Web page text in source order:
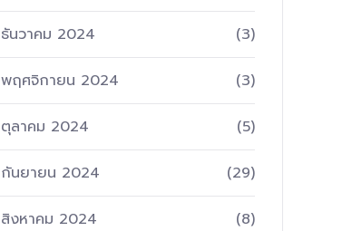
ธันวาคม 2024 (3)
พฤศจิกายน 2024 (3)
ตุลาคม 2024 (5)
กันยายน 2024 (29)
สิงหาคม 2024 (8)